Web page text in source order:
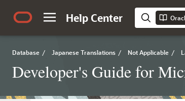
Help Center
Database / Japanese Translations / Not Applicable /
Developer's Guide for